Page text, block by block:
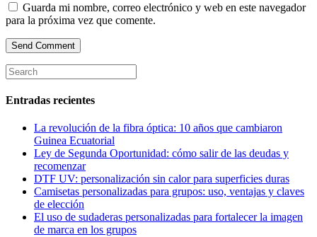
Guarda mi nombre, correo electrónico y web en este navegador
para la próxima vez que comente.
Entradas recientes
La revolución de la fibra óptica: 10 años que cambiaron
Guinea Ecuatorial
Ley de Segunda Oportunidad: cómo salir de las deudas y
recomenzar
DTF UV: personalización sin calor para superficies duras
Camisetas personalizadas para grupos: uso, ventajas y claves
de elección
El uso de sudaderas personalizadas para fortalecer la imagen
de marca en los grupos